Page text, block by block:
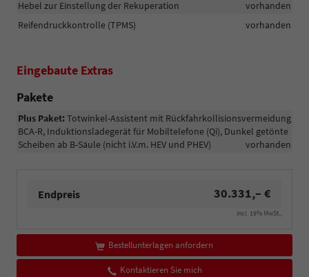
Hebel zur Einstellung der Rekuperation
vorhanden
Reifendruckkontrolle (TPMS)
vorhanden
Eingebaute Extras
Pakete
Plus Paket:Totwinkel-Assistent mit Rückfahrkollisionsvermeidung
BCA-R, Induktionsladegerät für Mobiltelefone (Qi), Dunkel getönte
Scheiben ab B-Säule (nicht i.V.m. HEV und PHEV)
vorhanden
Endpreis 30.331,– €
incl. 19% MwSt.,
Bestellunterlagen anfordern
Kontaktieren Sie mich